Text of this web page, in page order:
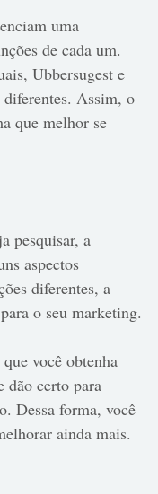
uma
de cada um.
Ubbersugest e
Assim, o
que melhor se
pesquisar, a
aspectos
diferentes, a
o seu marketing.
você obtenha
dão certo para
Dessa forma, você
ainda mais.